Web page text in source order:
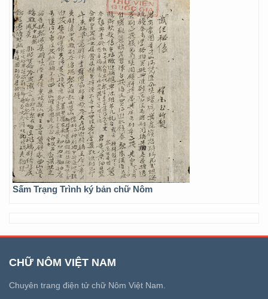
Sấm Trạng Trình ký bản chữ Nôm
CHỮ NÔM VIỆT NAM
Chuyên trang điện tử chữ Nôm Việt Nam.